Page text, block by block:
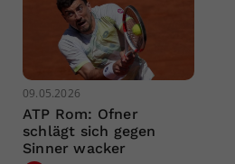
09.05.2026
ATP Rom: Ofner
schlägt sich gegen
Sinner wacker